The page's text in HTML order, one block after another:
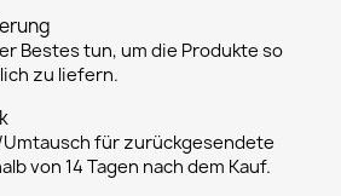
Bestes tun, um die Produkte so
zu liefern.
für zurückgesendete
von 14 Tagen nach dem Kauf.